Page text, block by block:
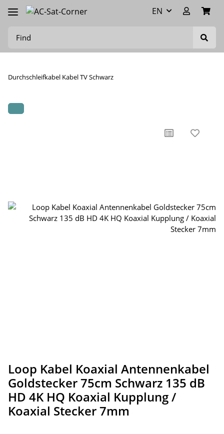
EN
Durchschleifkabel Kabel TV Schwarz
Loop Kabel Koaxial Antennenkabel
Goldstecker 75cm Schwarz 135 dB
HD 4K HQ Koaxial Kupplung /
Koaxial Stecker 7mm